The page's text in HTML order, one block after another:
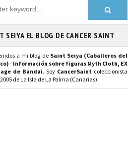
SEIYA EL BLOG DE CANCER SAINT
a mi blog de Saint Seiya (Caballeros del
- Información sobre figuras Myth Cloth, EX
de Bandai. Soy CancerSaint coleccionista
de La Isla de La Palma (Canarias).